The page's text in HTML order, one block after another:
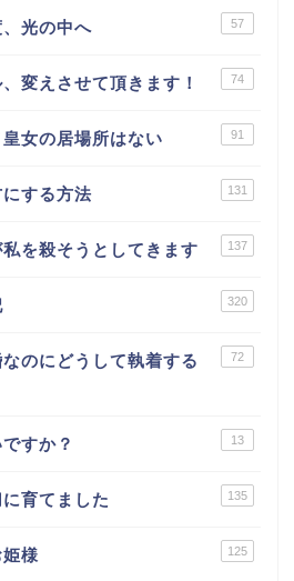
、光の中へ 57
変えさせて頂きます！ 74
皇女の居場所はない 91
にする方法 131
私を殺そうとしてきます 137
320
なのにどうして執着する
72
すか？ 13
育てました 135
様 125